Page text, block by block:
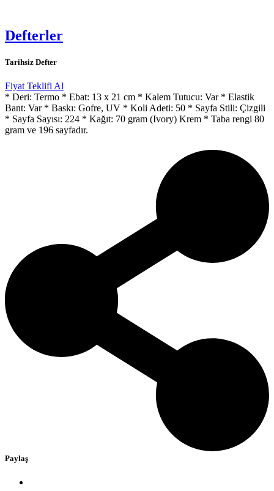
Defterler
Tarihsiz Defter
Fiyat Teklifi Al
* Deri: Termo * Ebat: 13 x 21 cm * Kalem Tutucu: Var * Elastik
Bant: Var * Baskı: Gofre, UV * Koli Adeti: 50 * Sayfa Stili: Çizgili
* Sayfa Sayısı: 224 * Kağıt: 70 gram (Ivory) Krem * Taba rengi 80
gram ve 196 sayfadır.
Paylaş